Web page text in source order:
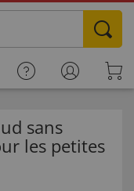
sans
les petites